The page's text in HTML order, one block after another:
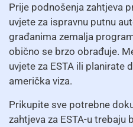
Prije podnošenja zahtjeva
uvjete za ispravnu putnu
građanima zemalja
obično se brzo obrađuje.
uvjete za ESTA ili planirate
američka viza.
Prikupite sve potrebne
zahtjeva za ESTA-u